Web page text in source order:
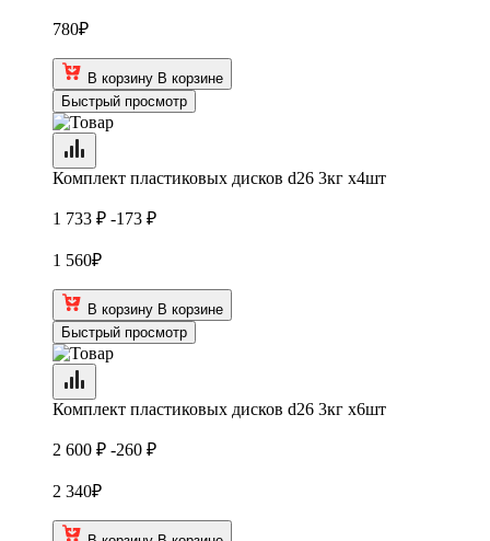
780₽
В корзину В корзине
Быстрый просмотр
Комплект пластиковых дисков d26 3кг х4шт
1 733 ₽ -173 ₽
1 560₽
В корзину В корзине
Быстрый просмотр
Комплект пластиковых дисков d26 3кг х6шт
2 600 ₽ -260 ₽
2 340₽